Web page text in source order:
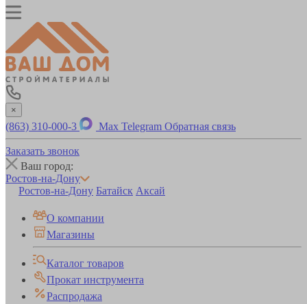
×
(863) 310-000-3 Max Telegram Обратная связь
Заказать звонок
Ваш город:
Ростов-на-Дону
Ростов-на-Дону Батайск Аксай
О компании
Магазины
Каталог товаров
Прокат инструмента
Распродажа